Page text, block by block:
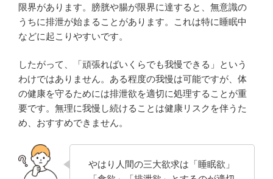
限界があります。膀胱や腸が限界に達すると、無意識の
うちに排泄が始まることがあります。これは特に睡眠中
などに起こりやすいです。
したがって、「頑張ればいくらでも我慢できる」という
わけではありません。ある程度の我慢は可能ですが、体
の健康を守るためには排泄欲を適切に処理することが重
要です。無理に我慢し続けることは健康リスクを伴うた
め、おすすめできません。
やはり人間の三大欲求は「睡眠欲」